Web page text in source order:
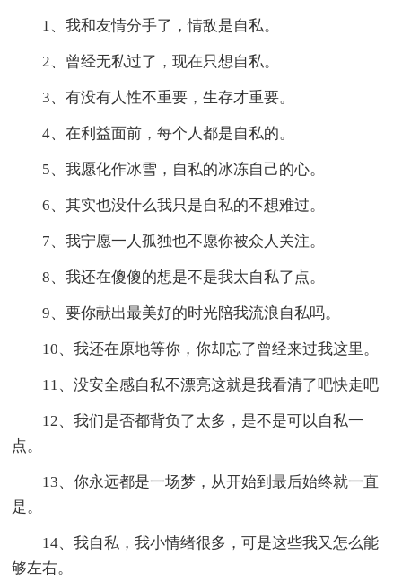
1、我和友情分手了，情敌是自私。
2、曾经无私过了，现在只想自私。
3、有没有人性不重要，生存才重要。
4、在利益面前，每个人都是自私的。
5、我愿化作冰雪，自私的冰冻自己的心。
6、其实也没什么我只是自私的不想难过。
7、我宁愿一人孤独也不愿你被众人关注。
8、我还在傻傻的想是不是我太自私了点。
9、要你献出最美好的时光陪我流浪自私吗。
10、我还在原地等你，你却忘了曾经来过我这里。
11、没安全感自私不漂亮这就是我看清了吧快走吧
12、我们是否都背负了太多，是不是可以自私一
点。
13、你永远都是一场梦，从开始到最后始终就一直
是。
14、我自私，我小情绪很多，可是这些我又怎么能
够左右。